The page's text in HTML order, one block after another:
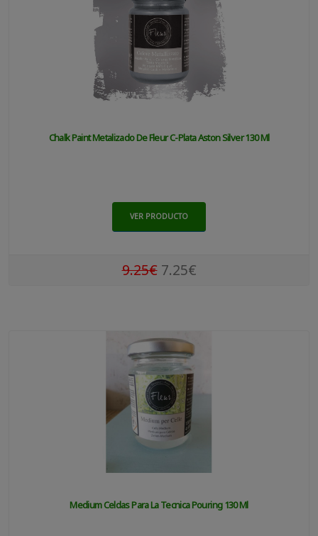
Chalk Paint Metalizado De Fleur C-Plata Aston Silver 130 Ml
VER PRODUCTO
9.25€7.25€
Medium Celdas Para La Tecnica Pouring 130 Ml